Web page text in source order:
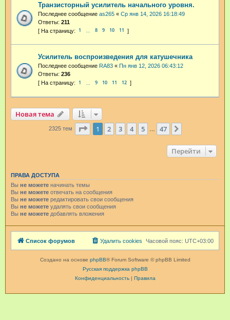
Транзисторный усилитель начального уровня.
Последнее сообщение as265 « Ср янв 14, 2026 16:18:49
Ответы: 211
1 8 9 10 11
Усилитель воспроизведения для катушечника
Последнее сообщение RA83 « Пн янв 12, 2026 06:43:12
Ответы: 236
1 9 10 11 12
Новая тема
2325 тем Страница из 47
1 2 3 4 5 47
Перейти
ПРАВА ДОСТУПА
Вы не можете начинать темы
Вы не можете отвечать на сообщения
Вы не можете редактировать свои сообщения
Вы не можете удалять свои сообщения
Вы не можете добавлять вложения
Список форумов Часовой пояс: UTC+03:00
Удалить cookies
Создано на основе phpBB® Forum Software © phpBB Limited
Русская поддержка phpBB
Конфиденциальность| Правила